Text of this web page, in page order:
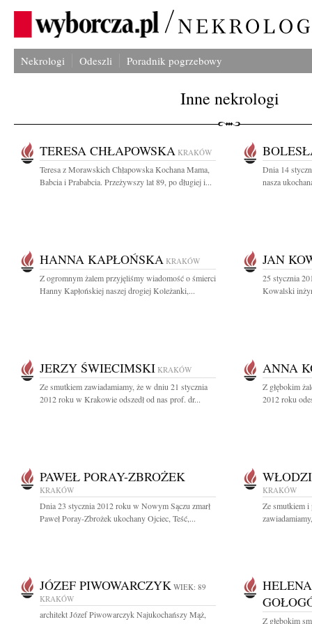
Nekrologi Odeszli Poradnik pogrzebowy
Inne nekrologi
TERESA CHŁAPOWSKA KRAKÓW
Teresa z Morawskich Chłapowska Kochana Mama,
Babcia i Prababcia. Przeżywszy lat 89, po długiej i...
Dnia 14
nasza
HANNA KAPŁOŃSKA KRAKÓW
Z ogromnym żalem przyjęliśmy wiadomość o śmierci
Hanny Kapłońskiej naszej drogiej Koleżanki,...
JAN
25 stycznia
Kowalski
JERZY ŚWIECIMSKI KRAKÓW
Ze smutkiem zawiadamiamy, że w dniu 21 stycznia
2012 roku w Krakowie odszedł od nas prof. dr...
ANNA
Z głębokim
2012 roku
PAWEŁ PORAY-ZBROŻEK
KRAKÓW
Dnia 23 stycznia 2012 roku w Nowym Sączu zmarł
Paweł Poray-Zbrożek ukochany Ojciec, Teść,...
KRAKÓW
Ze smutkiem
JÓZEF PIWOWARCZYK WIEK: 89
KRAKÓW
architekt Józef Piwowarczyk Najukochańszy Mąż,
Z głębokim